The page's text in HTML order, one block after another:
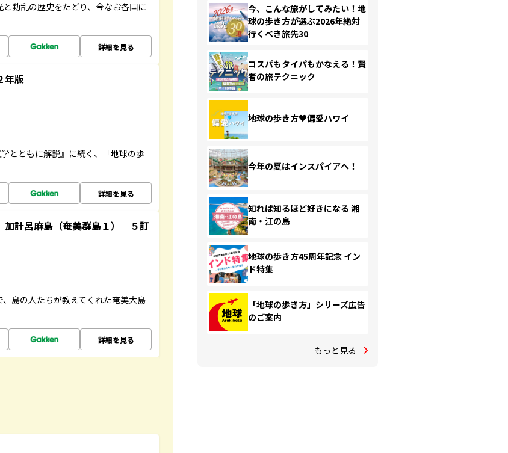
動乱の歴史をたどり、今なお各国に
詳細を見る
年版
とともに解説』に続く、「地球の歩
詳細を見る
呂麻島（奄美群島１） ５訂
島の人たちが教えてくれた奄美大島
詳細を見る
今、こんな旅がしてみたい！地
球の歩き方が選ぶ2026年絶対
行くべき旅先30
コスパもタイパもかなえる！賢
者の旅テクニック
地球の歩き方♥偏愛ハワイ
今年の夏はインスパイアへ！
知れば知るほど好きになる 湘
南・江の島
地球の歩き方45周年記念 イン
ド特集
「地球の歩き方」シリーズ広告
のご案内
もっと見る